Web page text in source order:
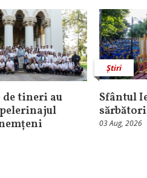
de tineri au
Știri
Sfântul
03 Aug, 2026